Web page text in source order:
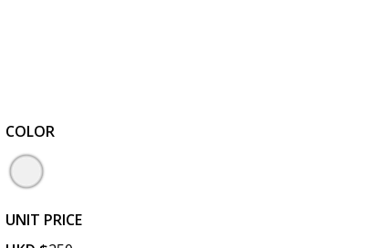
COLOR
UNIT PRICE